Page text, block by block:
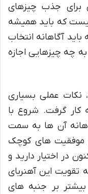
برای جذب چیزهای
که باید همیشه
باید آگاهانه انتخاب
چه چیزهایی اجازه
نکات عملی بسیاری
کار گرفت. شروع با
آن ها به سمت
موفقیت های کوچک
در اختیار دارید و
این آهنربای
بر جنبه های